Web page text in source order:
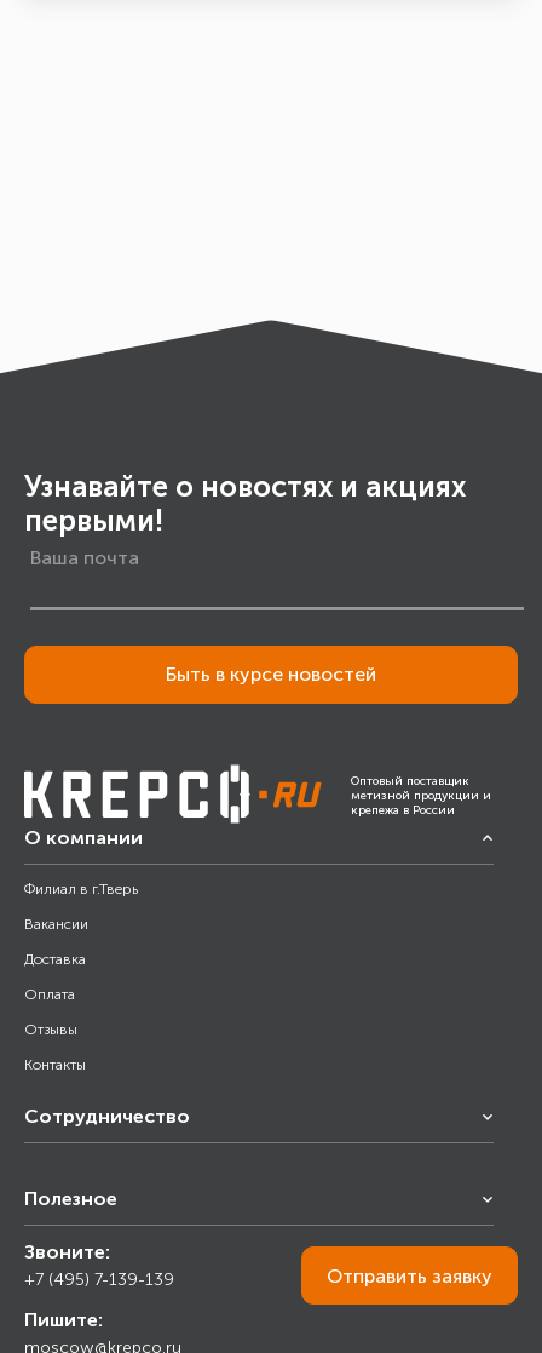
Узнавайте о новостях и акциях
первыми!
Быть в курсе новостей
Оптовый поставщик
метизной продукции и
крепежа в России
О компании
Филиал в г.Тверь
Вакансии
Доставка
Оплата
Отзывы
Контакты
Сотрудничество
Снабжение строительства
Торговым организациям
Полезное
Калькулятор
Прайс лист
Ответы на вопросы
Звоните:
+7 (495) 7-139-139
Пишите:
moscow@krepco.ru
Отправить заявку